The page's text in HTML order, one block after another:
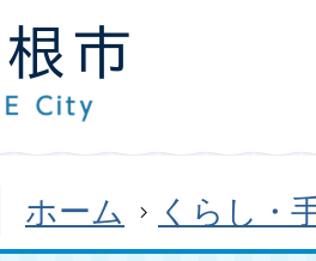
ホーム くらし・